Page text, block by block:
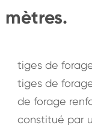
mètres.
tiges de
tiges de
de forage
constitué par